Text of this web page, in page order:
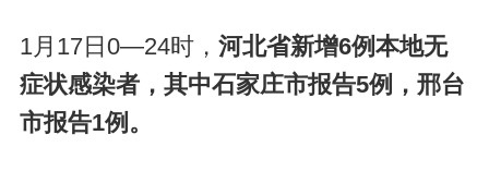
1月17日0—24时， 河北省新增6例本地无
症状感染者，其中石家庄市报告5例，邢台
市报告1例。